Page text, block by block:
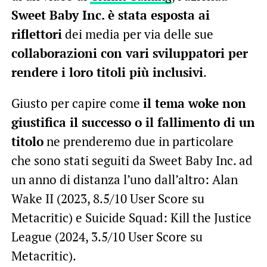
Sweet Baby Inc. è stata esposta ai
riflettori dei media per via delle sue
collaborazioni con vari sviluppatori per
rendere i loro titoli più inclusivi.
Giusto per capire come il tema woke non
giustifica il successo o il fallimento di un
titolone prenderemo due in particolare
che sono stati seguiti da Sweet Baby Inc. ad
un anno di distanza l’uno dall’altro: Alan
Wake II (2023, 8.5/10 User Score su
Metacritic) e Suicide Squad: Kill the Justice
League (2024, 3.5/10 User Score su
Metacritic).